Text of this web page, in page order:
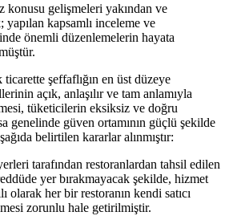
konusu gelişmeleri yakından ve
yapılan kapsamlı inceleme ve
önemli düzenlemelerin hayata
şeffaflığın en üst düzeye
açık, anlaşılır ve tam anlamıyla
tüketicilerin eksiksiz ve doğru
genelinde güven ortamının güçlü şekilde
belirtilen kararlar alınmıştır:
tarafından restoranlardan tahsil edilen
yer bırakmayacak şekilde, hizmet
olarak her bir restoranın kendi satıcı
zorunlu hale getirilmiştir.